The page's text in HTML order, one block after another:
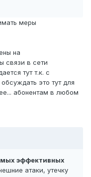
меры
на
связи в сети
тут т.к. с
это тут для
абонентам в любом
эффективных
атаки, утечку